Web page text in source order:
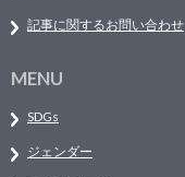
記事に関するお問い合わせ
MENU
SDGs
ジェンダー